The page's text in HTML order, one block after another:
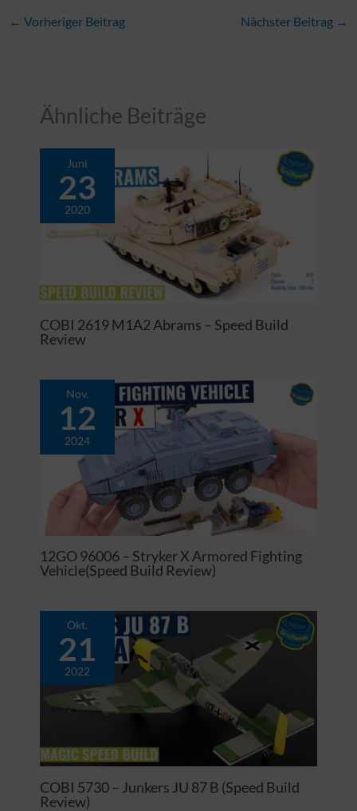
← Vorheriger Beitrag Nächster Beitrag →
Ähnliche Beiträge
Juni
23
2020
COBI 2619 M1A2 Abrams – Speed Build
Review
Nov.
12
2024
12GO 96006 – Stryker X Armored Fighting
Vehicle(Speed Build Review)
Okt.
21
2022
COBI 5730 – Junkers JU 87 B (Speed Build
Review)